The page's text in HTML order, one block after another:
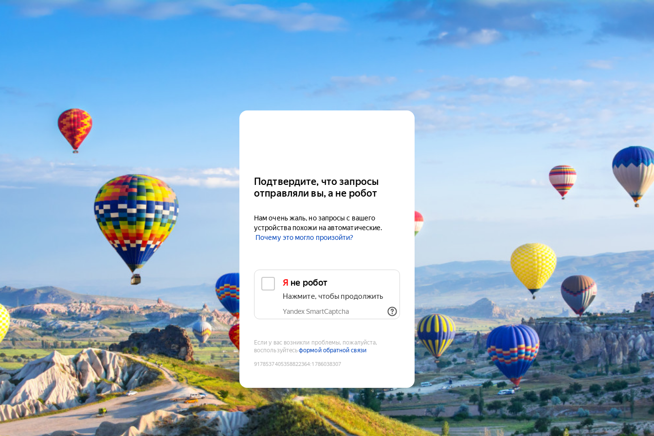
Подтвердите, что запросы
отправляли вы, а не робот
Нам очень жаль, но запросы с вашего
устройства похожи на автоматические.
Почему это могло произойти?
Я не робот
Нажмите, чтобы продолжить
Yandex SmartCaptcha
Если у вас возникли проблемы, пожалуйста,
воспользуйтесьформой обратной связи
9178537405358822364:1786038307